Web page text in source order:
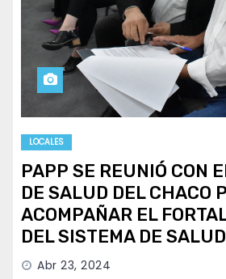
LOCALES
PAPP SE REUNIÓ CON
DE SALUD DEL CHACO
ACOMPAÑAR EL
DEL SISTEMA DE SALUD
Abr 23, 2024